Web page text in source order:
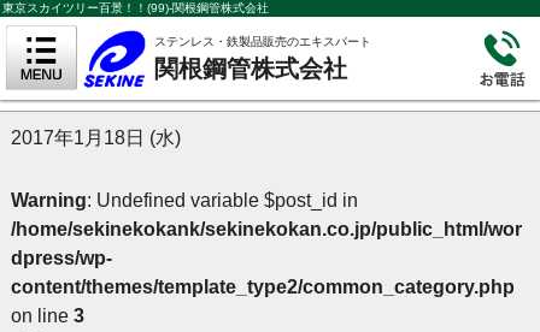
東京スカイツリー百景！！(99)-関根鋼管株式会社
ステンレス・鉄製品販売のエキスパート
関根鋼管株式会社
2017年1月18日 (水)
Warning: Undefined variable $post_id in
/home/sekinekokank/sekinekokan.co.jp/public_html/wor
dpress/wp-
content/themes/template_type2/common_category.php
on line 3